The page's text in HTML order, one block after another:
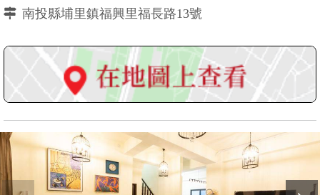
南投縣埔里鎮福興里福長路13號